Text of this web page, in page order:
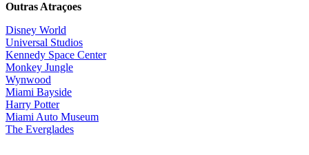
Outras Atraçoes
Disney World
Universal Studios
Kennedy Space Center
Monkey Jungle
Wynwood
Miami Bayside
Harry Potter
Miami Auto Museum
The Everglades